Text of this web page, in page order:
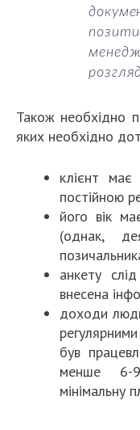
Також необхідно
яких необхідно
клієнт
постійною
його вік
(однак,
анкету
внесена
доходи
був
менше 6-
мінімальну